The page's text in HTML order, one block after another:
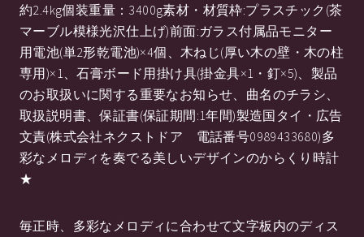
約2.4kg個装重量：3400g素材・材質枠:プラスチック(茶
マーブル模様光沢仕上げ)前面:ガラス付属品モニター
用電池(単2形乾電池)×4個、木ねじ(厚い木の壁・木の柱
専用)×1、石膏ボード用掛け具(掛金具×1・釘×5)、製品
のお取扱いに関する重要なお知らせ、曲名のチラシ、
取扱説明書、保証書(保証期間:1年間)製造国タイ・広告
文責(株式会社ネクストドア 電話番号0989433680)多
彩なメロディを奏でる美しいデザインのからくり時計
★
毎正時、多彩なメロディに合わせて文字板内のディス